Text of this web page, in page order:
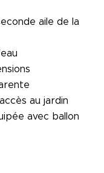
aile de la
au jardin
avec ballon